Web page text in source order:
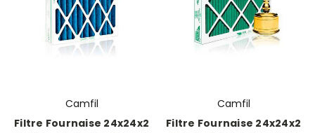
Camfil
Filtre Fournaise 24x24x2
Camfil
Filtre Fournaise 24x24x2